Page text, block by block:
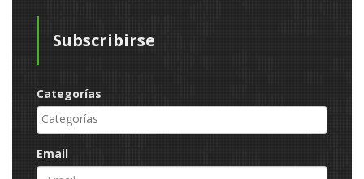
Subscribirse
Categorías
Email